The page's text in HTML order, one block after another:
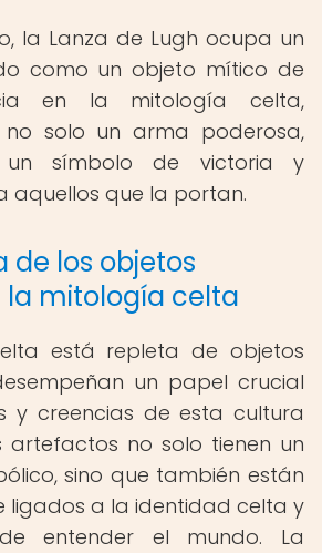
la Lanza de Lugh ocupa un
como un objeto mítico de
en la mitología celta,
no solo un arma poderosa,
un símbolo de victoria y
aquellos que la portan.
de los objetos
la mitología celta
está repleta de objetos
un papel crucial
y creencias de esta cultura
artefactos no solo tienen un
sino que también están
ligados a la identidad celta y
entender el mundo. La